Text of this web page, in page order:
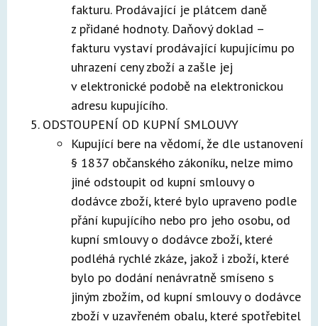
fakturu. Prodávající je plátcem daně
z přidané hodnoty. Daňový doklad –
fakturu vystaví prodávající kupujícímu po
uhrazení ceny zboží a zašle jej
v elektronické podobě na elektronickou
adresu kupujícího.
ODSTOUPENÍ OD KUPNÍ SMLOUVY
Kupující bere na vědomí, že dle ustanovení
§ 1837 občanského zákoníku, nelze mimo
jiné odstoupit od kupní smlouvy o
dodávce zboží, které bylo upraveno podle
přání kupujícího nebo pro jeho osobu, od
kupní smlouvy o dodávce zboží, které
podléhá rychlé zkáze, jakož i zboží, které
bylo po dodání nenávratně smíseno s
jiným zbožím, od kupní smlouvy o dodávce
zboží v uzavřeném obalu, které spotřebitel